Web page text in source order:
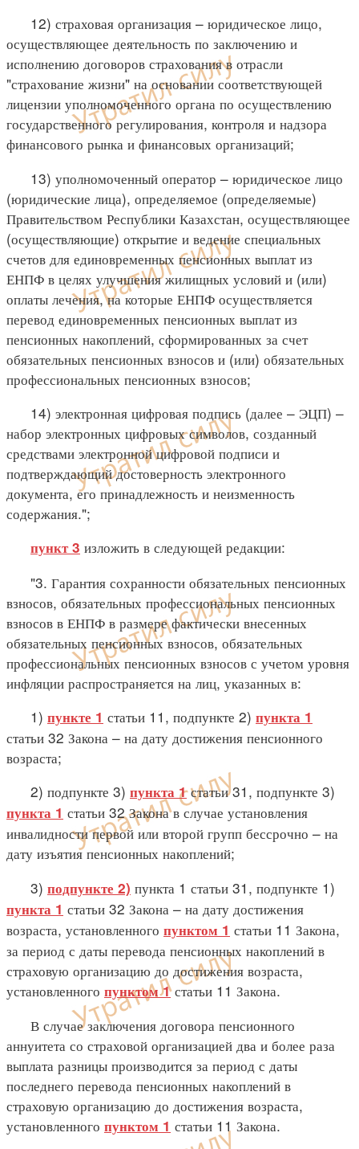
12) страховая организация – юридическое лицо,
осуществляющее деятельность по заключению и
исполнению договоров страхования в отрасли
"страхование жизни" на основании соответствующей
лицензии уполномоченного органа по осуществлению
государственного регулирования, контроля и надзора
финансового рынка и финансовых организаций;
13) уполномоченный оператор – юридическое лицо
(юридические лица), определяемое (определяемые)
Правительством Республики Казахстан, осуществляющее
(осуществляющие) открытие и ведение специальных
счетов для единовременных пенсионных выплат из
ЕНПФ в целях улучшения жилищных условий и (или)
оплаты лечения, на которые ЕНПФ осуществляется
перевод единовременных пенсионных выплат из
пенсионных накоплений, сформированных за счет
обязательных пенсионных взносов и (или) обязательных
профессиональных пенсионных взносов;
14) электронная цифровая подпись (далее – ЭЦП) –
набор электронных цифровых символов, созданный
средствами электронной цифровой подписи и
подтверждающий достоверность электронного
документа, его принадлежность и неизменность
содержания.";
пункт 3 изложить в следующей редакции:
"3. Гарантия сохранности обязательных пенсионных
взносов, обязательных профессиональных пенсионных
взносов в ЕНПФ в размере фактически внесенных
обязательных пенсионных взносов, обязательных
профессиональных пенсионных взносов с учетом уровня
инфляции распространяется на лиц, указанных в:
1) пункте 1 статьи 11, подпункте 2) пункта 1
статьи 32 Закона – на дату достижения пенсионного
возраста;
2) подпункте 3) пункта 1статьи 31, подпункте 3)
пункта 1 статьи 32 Закона в случае установления
инвалидности первой или второй групп бессрочно – на
дату изъятия пенсионных накоплений;
3) подпункте 2) пункта 1 статьи 31, подпункте 1)
пункта 1 статьи 32 Закона – на дату достижения
возраста, установленного пунктом 1 статьи 11 Закона,
за период с даты перевода пенсионных накоплений в
страховую организацию до достижения возраста,
установленного пунктом 1статьи 11 Закона.
В случае заключения договора пенсионного
аннуитета со страховой организацией два и более раза
выплата разницы производится за период с даты
последнего перевода пенсионных накоплений в
страховую организацию до достижения возраста,
установленного пунктом 1 статьи 11 Закона.